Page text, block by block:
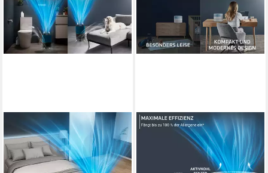
ROWENTA
Luftreiniger Pure Air
Compact, Echtzeit-
Luftqualitätsanzeige
ROWENTA
Luftreiniger Pure Air Mini, für
zu Hause, ultrakompakt
min. 22 dB max. 40 dB Betriebsgeräusch